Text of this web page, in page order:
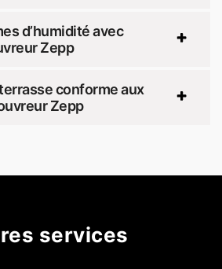
d’humidité avec
Zepp
conforme aux
Zepp
services